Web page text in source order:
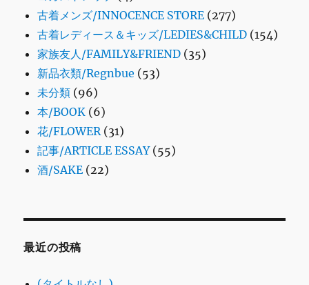
古着メンズ/INNOCENCE STORE (277)
古着レディース＆キッズ/LEDIES&CHILD (154)
家族友人/FAMILY&FRIEND (35)
新品衣類/Regnbue (53)
未分類 (96)
本/BOOK (6)
花/FLOWER(31)
記事/ARTICLE ESSAY(55)
酒/SAKE (22)
最近の投稿